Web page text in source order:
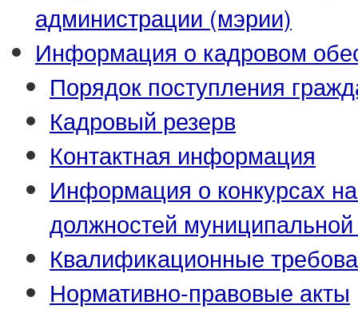
администрации (мэрии)
Информация о кадровом
Порядок поступления
Кадровый резерв
Контактная информация
Информация о конкурсах
должностей
Квалификационные
Нормативно-правовые акты